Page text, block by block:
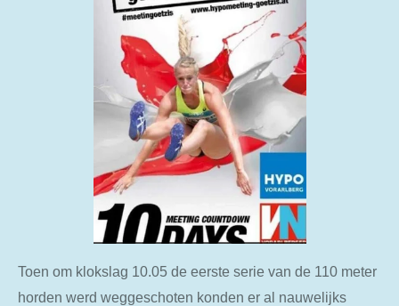
Toen om klokslag 10.05 de eerste serie van de 110 meter
horden werd weggeschoten konden er al nauwelijks